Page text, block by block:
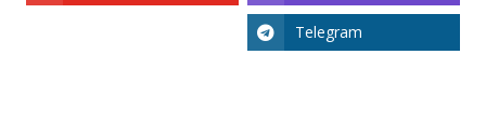
Telegram